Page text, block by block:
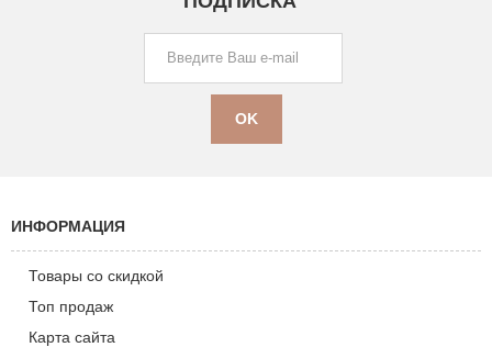
ИНФОРМАЦИЯ
Товары со скидкой
Топ продаж
Карта сайта